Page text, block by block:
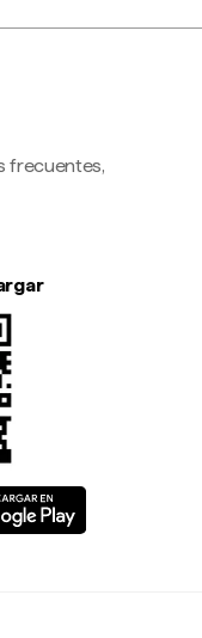
frecuentes,